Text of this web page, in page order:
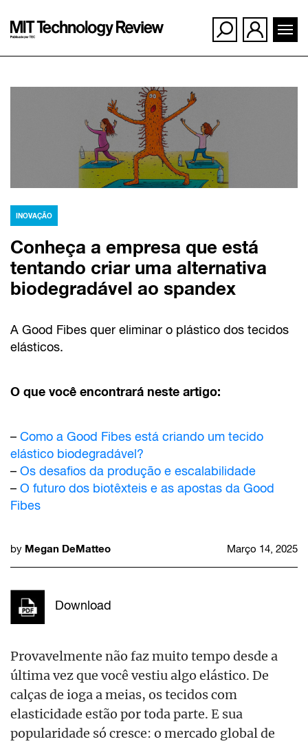
INOVAÇÃO
Conheça a empresa que está
tentando criar uma alternativa
biodegradável ao spandex
A Good Fibes quer eliminar o plástico dos tecidos
elásticos.
O que você encontrará neste artigo:
– Como a Good Fibes está criando um tecido
elástico biodegradável?
– Os desafios da produção e escalabilidade
– O futuro dos biotêxteis e as apostas da Good
Fibes
by Megan DeMatteo Março 14, 2025
Download
Provavelmente não faz muito tempo desde a
última vez que você vestiu algo elástico. De
calças de ioga a meias, os tecidos com
elasticidade estão por toda parte. E sua
popularidade só cresce: o mercado global de